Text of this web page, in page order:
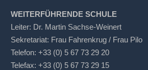
WEITERFÜHRENDE SCHULE
Leiter: Dr. Martin Sachse-Weinert
Sekretariat: Frau Fahrenkrug / Frau Pilo
Telefon: +33 (0) 5 67 73 29 20
Telefax: +33 (0) 5 67 73 29 15